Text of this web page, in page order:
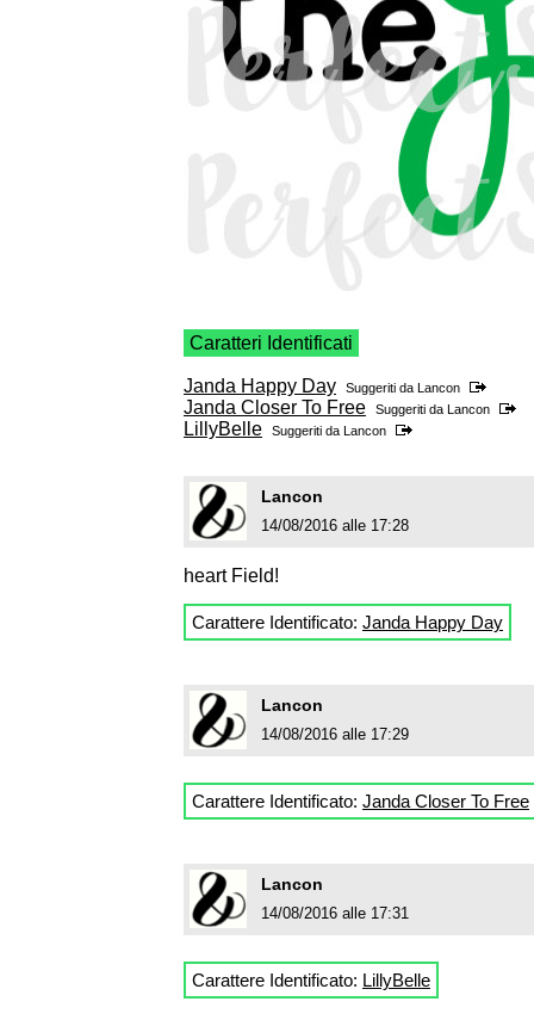
Caratteri Identificati
Janda Happy Day Suggeriti da Lancon
Janda Closer To Free Suggeriti da Lancon
LillyBelle Suggeriti da Lancon
Lancon
14/08/2016 alle 17:28
heart Field!
Carattere Identificato: Janda Happy Day
Lancon
14/08/2016 alle 17:29
Carattere Identificato: Janda Closer To Free
Lancon
14/08/2016 alle 17:31
Carattere Identificato: LillyBelle